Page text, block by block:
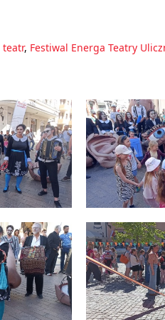
teatr, Festiwal Energa Teatry